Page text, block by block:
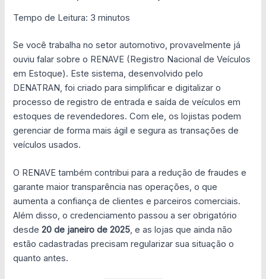
Tempo de Leitura: 3 minutos
Se você trabalha no setor automotivo, provavelmente já
ouviu falar sobre o RENAVE (Registro Nacional de Veículos
em Estoque). Este sistema, desenvolvido pelo
DENATRAN, foi criado para simplificar e digitalizar o
processo de registro de entrada e saída de veículos em
estoques de revendedores. Com ele, os lojistas podem
gerenciar de forma mais ágil e segura as transações de
veículos usados.
O RENAVE também contribui para a redução de fraudes e
garante maior transparência nas operações, o que
aumenta a confiança de clientes e parceiros comerciais.
Além disso, o credenciamento passou a ser obrigatório
desde20 de janeiro de 2025, e as lojas que ainda não
estão cadastradas precisam regularizar sua situação o
quanto antes.